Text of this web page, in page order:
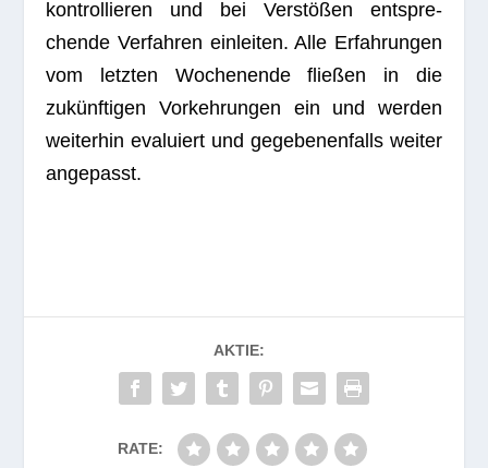
kon­trol­lie­ren und bei Ver­stö­ßen ent­spre­
chende Ver­fah­ren ein­lei­ten. Alle Erfah­run­gen
vom letz­ten Wochen­ende flie­ßen in die
zukünf­ti­gen Vor­keh­run­gen ein und wer­den
wei­ter­hin eva­lu­iert und gege­be­nen­falls wei­ter
angepasst.
AKTIE:
RATE: